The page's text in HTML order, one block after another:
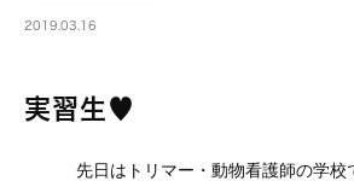
2019.03.16
実習生♥
先日はトリマー・動物看護師の学校